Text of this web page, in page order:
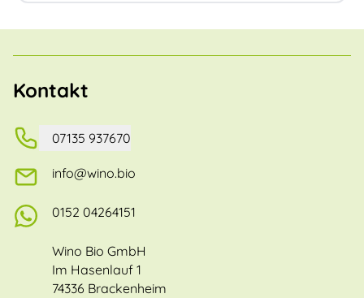
Kontakt
07135 937670
info@wino.bio
0152 04264151
Wino Bio GmbH
Im Hasenlauf 1
74336 Brackenheim